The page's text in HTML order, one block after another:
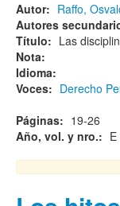
Autor: Raffo,
Autores
Título: Las
Nota:
Idioma:
Voces: Derecho
Páginas: 19-26
Año, vol. y nro.: